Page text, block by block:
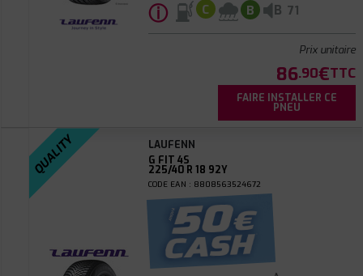
ⓘ C B B 71
Prix unitaire
86.90€TTC
FAIRE INSTALLER CE
PNEU
QUALITY
LAUFENN
G FIT 4S
225/40 R 18 92Y
CODE EAN : 8808563524672